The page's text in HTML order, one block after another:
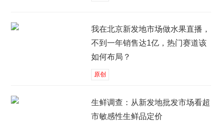
我在北京新发地市场做水果直播，
不到一年销售达1亿，热门赛道该
如何布局？
原创
生鲜调查：从新发地批发市场看超
市敏感性生鲜品定价